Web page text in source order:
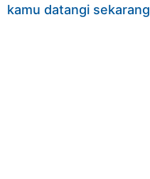
kamu datangi sekarang